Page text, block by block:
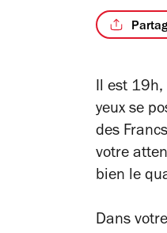
Il est 19h,
yeux se
des
votre
bien le
Dans